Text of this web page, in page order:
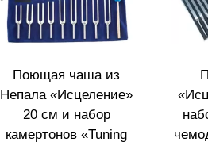
Поющая чаша из
Непала «Исцеление»
20 см и набор
камертонов «Tuning